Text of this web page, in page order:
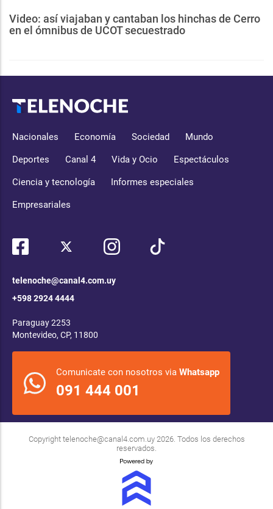
Video: así viajaban y cantaban los hinchas de Cerro
en el ómnibus de UCOT secuestrado
Nacionales Economía Sociedad Mundo
Deportes Canal 4 Vida y Ocio Espectáculos
Ciencia y tecnología Informes especiales
Empresariales
telenoche@canal4.com.uy
+598 2924 4444
Paraguay 2253
Montevideo, CP, 11800
Comunicate con nosotros via Whatsapp
091 444 001
Copyright telenoche@canal4.com.uy2026. Todos los derechos
reservados.